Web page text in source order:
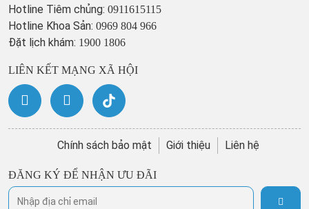
Hotline Tiêm chủng: 0911615115
Hotline Khoa Sản: 0969 804 966
Đặt lịch khám: 1900 1806
LIÊN KẾT MẠNG XÃ HỘI
Chính sách bảo mật Giới thiệu Liên hệ
ĐĂNG KÝ ĐỂ NHẬN ƯU ĐÃI